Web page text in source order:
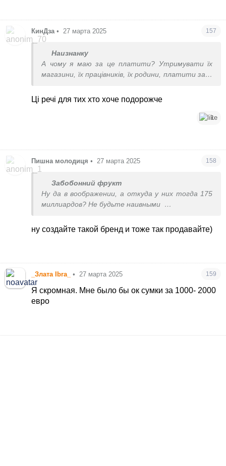
КинДза • 27 марта 2025 157
Наизнанку
А чому я маю за це платити? Утримувати їх
магазини, їх працівників, їх родини, платити за їх
можуть оцінювати свою працю навіть в мільйон
Ці речі для тих хто хоче подорожче
1
Пишна молодиця • 27 марта 2025 158
Забобонний фрукт
Ну да в воображении, а откуда у них тогда 175
миллиардов? Не будьте наивными
Вам продают бусы с 5000% маржой
ну создайте такой бренд и тоже так продавайте)
_Злата Ibra_ • 27 марта 2025 159
Я скромная. Мне было бы ок сумки за 1000- 2000
евро